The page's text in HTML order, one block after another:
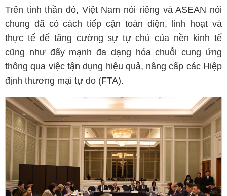
Trên tinh thần đó, Việt Nam nói riêng và ASEAN nói
chung đã có cách tiếp cận toàn diện, linh hoạt và
thực tế để tăng cường sự tự chủ của nền kinh tế
cũng như đẩy mạnh đa dạng hóa chuỗi cung ứng
thông qua việc tận dụng hiệu quả, nâng cấp các Hiệp
định thương mại tự do (FTA).